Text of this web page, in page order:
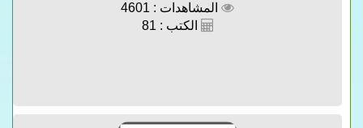
المشاهدات : 4601
الكتب : 81